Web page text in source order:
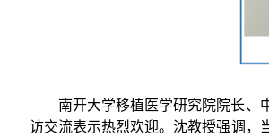
南开大学移植医学研究院院长、
访交流表示热烈欢迎。沈教授强调，